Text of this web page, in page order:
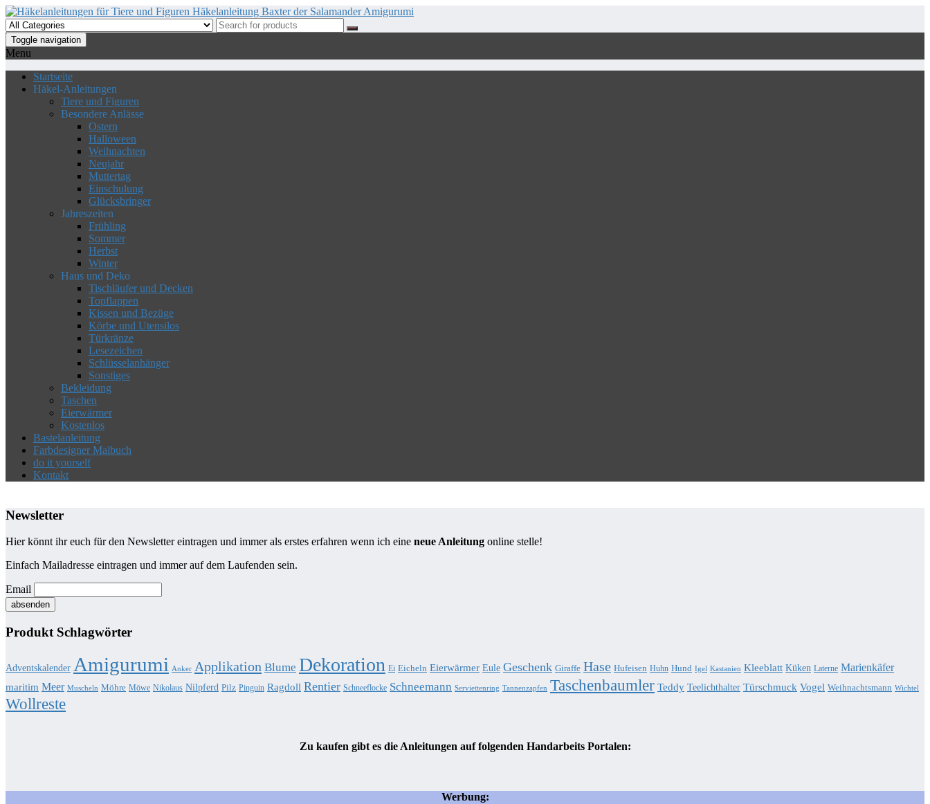
Skip
to
the
content
Toggle navigation
Menu
Startseite
Häkel-Anleitungen
Tiere und Figuren
Besondere Anlässe
Ostern
Halloween
Weihnachten
Neujahr
Muttertag
Einschulung
Glücksbringer
Jahreszeiten
Frühling
Sommer
Herbst
Winter
Haus und Deko
Tischläufer und Decken
Topflappen
Kissen und Bezüge
Körbe und Utensilos
Türkränze
Lesezeichen
Schlüsselanhänger
Sonstiges
Bekleidung
Taschen
Eierwärmer
Kostenlos
Bastelanleitung
Farbdesigner Malbuch
do it yourself
Kontakt
Newsletter
Hier könnt ihr euch für den Newsletter eintragen und immer als erstes erfahren wenn ich eine neue Anleitung online stelle!
Einfach Mailadresse eintragen und immer auf dem Laufenden sein.
Email
Produkt Schlagwörter
Adventskalender Amigurumi Anker Applikation Blume Dekoration Ei Eicheln Eierwärmer Eule Geschenk Giraffe Hase Hufeisen Huhn Hund Igel Kastanien Kleeblatt Küken Laterne Marienkäfer
maritim Meer Muscheln Möhre Möwe Nikolaus Nilpferd Pilz Pinguin Ragdoll Rentier Schneeflocke Schneemann Serviettenring Tannenzapfen Taschenbaumler Teddy Teelichthalter Türschmuck Vogel Weihnachtsmann Wichtel
Wollreste
Zu kaufen gibt es die Anleitungen auf folgenden Handarbeits Portalen:
Werbung: